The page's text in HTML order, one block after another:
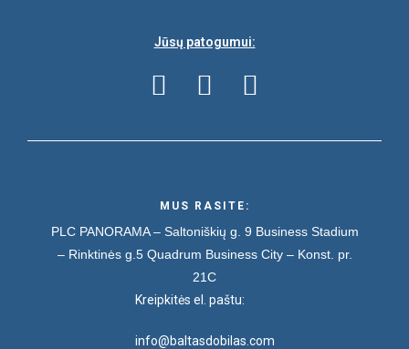
Jūsų patogumui:
MUS RASITE:
PLC PANORAMA – Saltoniškių g. 9 Business Stadium
– Rinktinės g.5 Quadrum Business City – Konst. pr.
21C
Kreipkitės el. paštu:
info@baltasdobilas.com